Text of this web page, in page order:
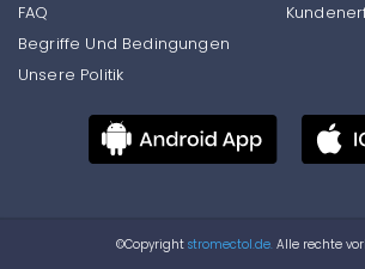
FAQ
Begriffe Und Bedingungen
Unsere Politik
©Copyright stromectol.de. Alle rechte